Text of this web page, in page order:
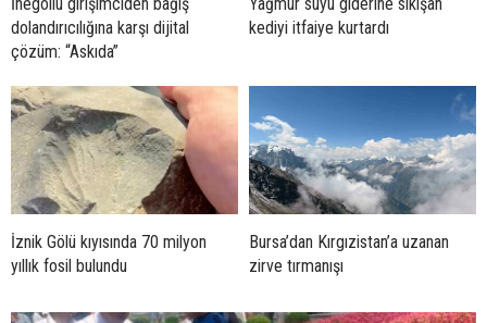
dolandırıcılığına karşı dijital
çözüm: “Askıda”
kediyi itfaiye kurtardı
İznik Gölü kıyısında 70 milyon
yıllık fosil bulundu
Bursa’dan Kırgızistan’a uzanan
zirve tırmanışı